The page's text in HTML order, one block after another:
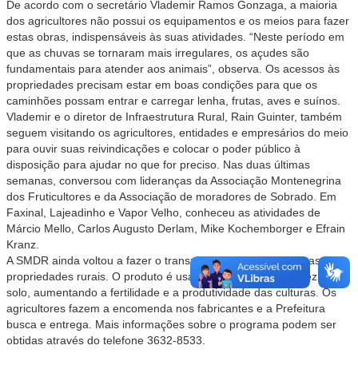
De acordo com o secretário Vlademir Ramos Gonzaga, a maioria
dos agricultores não possui os equipamentos e os meios para fazer
estas obras, indispensáveis às suas atividades. “Neste período em
que as chuvas se tornaram mais irregulares, os açudes são
fundamentais para atender aos animais”, observa. Os acessos às
propriedades precisam estar em boas condições para que os
caminhões possam entrar e carregar lenha, frutas, aves e suínos.
Vlademir e o diretor de Infraestrutura Rural, Rain Guinter, também
seguem visitando os agricultores, entidades e empresários do meio
para ouvir suas reivindicações e colocar o poder público à
disposição para ajudar no que for preciso. Nas duas últimas
semanas, conversou com lideranças da Associação Montenegrina
dos Fruticultores e da Associação de moradores de Sobrado. Em
Faxinal, Lajeadinho e Vapor Velho, conheceu as atividades de
Márcio Mello, Carlos Augusto Derlam, Mike Kochemborger e Efrain
Kranz.
A SMDR ainda voltou a fazer o transporte de calcáreo para as
propriedades rurais. O produto é usado para corrigir a acidez do
solo, aumentando a fertilidade e a produtividade das culturas. Os
agricultores fazem a encomenda nos fabricantes e a Prefeitura
busca e entrega. Mais informações sobre o programa podem ser
obtidas através do telefone 3632-8533.